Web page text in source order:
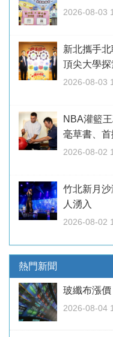
2026-08-03
新北攜手
頂尖大學探
2026-08-03
NBA灌籃
毫草書、
2026-08-02
竹北新月
人湧入
2026-08-02
熱門新聞
玻纖布漲
2026-08-04